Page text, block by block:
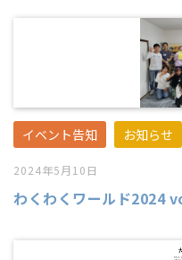
イベント告知 お知らせ
2024年5月10日
わくわくワールド2024